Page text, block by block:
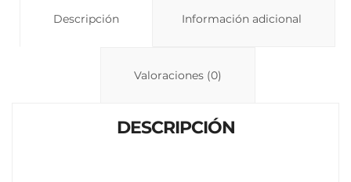
s
p
Descripción Información adicional
Valoraciones (0)
DESCRIPCIÓN